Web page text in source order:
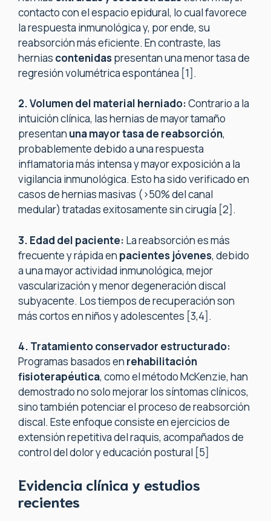
contacto con el espacio epidural, lo cual favorece
la respuesta inmunológica y, por ende, su
reabsorción más eficiente. En contraste, las
hernias contenidaspresentan una menor tasa de
regresión volumétrica espontánea [1].
2. Volumen del material herniado:Contrario a la
intuición clínica, las hernias de mayor tamaño
presentan una mayor tasa de reabsorción,
probablemente debido a una respuesta
inflamatoria más intensa y mayor exposición a la
vigilancia inmunológica. Esto ha sido verificado en
casos de hernias masivas (>50% del canal
medular) tratadas exitosamente sin cirugía [2].
3. Edad del paciente: La reabsorción es más
frecuente y rápida en pacientes jóvenes, debido
a una mayor actividad inmunológica, mejor
vascularización y menor degeneración discal
subyacente. Los tiempos de recuperación son
más cortos en niños y adolescentes [3,4].
4. Tratamiento conservador estructurado:
Programas basados en rehabilitación
fisioterapéutica, como el método McKenzie, han
demostrado no solo mejorar los síntomas clínicos,
sino también potenciar el proceso de reabsorción
discal. Este enfoque consiste en ejercicios de
extensión repetitiva del raquis, acompañados de
control del dolor y educación postural [5]
Evidencia clínica y estudios
recientes